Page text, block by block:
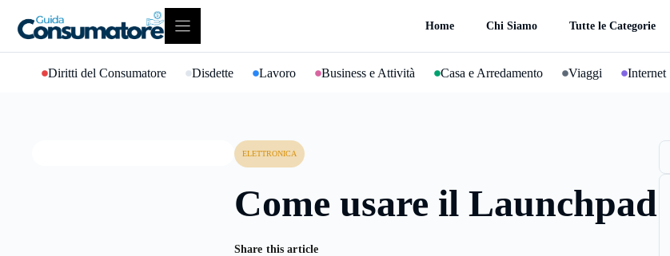
contenuto
Home Chi Siamo Tutte le Categorie
Diritti del Consumatore Disdette Lavoro Business e Attività Casa e Arredamento Viaggi Internet
ELETTRONICA
Come usare il Launchpad
Share this article